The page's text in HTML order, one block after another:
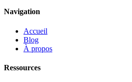
Navigation
Accueil
Blog
À propos
Ressources